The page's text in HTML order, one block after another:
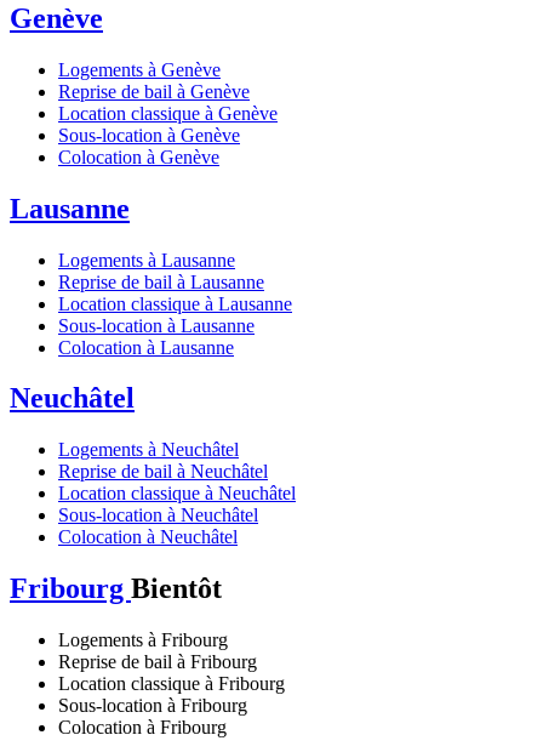
Genève
Logements à Genève
Reprise de bail à Genève
Location classique à Genève
Sous-location à Genève
Colocation à Genève
Lausanne
Logements à Lausanne
Reprise de bail à Lausanne
Location classique à Lausanne
Sous-location à Lausanne
Colocation à Lausanne
Neuchâtel
Logements à Neuchâtel
Reprise de bail à Neuchâtel
Location classique à Neuchâtel
Sous-location à Neuchâtel
Colocation à Neuchâtel
Fribourg Bientôt
Logements à Fribourg
Reprise de bail à Fribourg
Location classique à Fribourg
Sous-location à Fribourg
Colocation à Fribourg